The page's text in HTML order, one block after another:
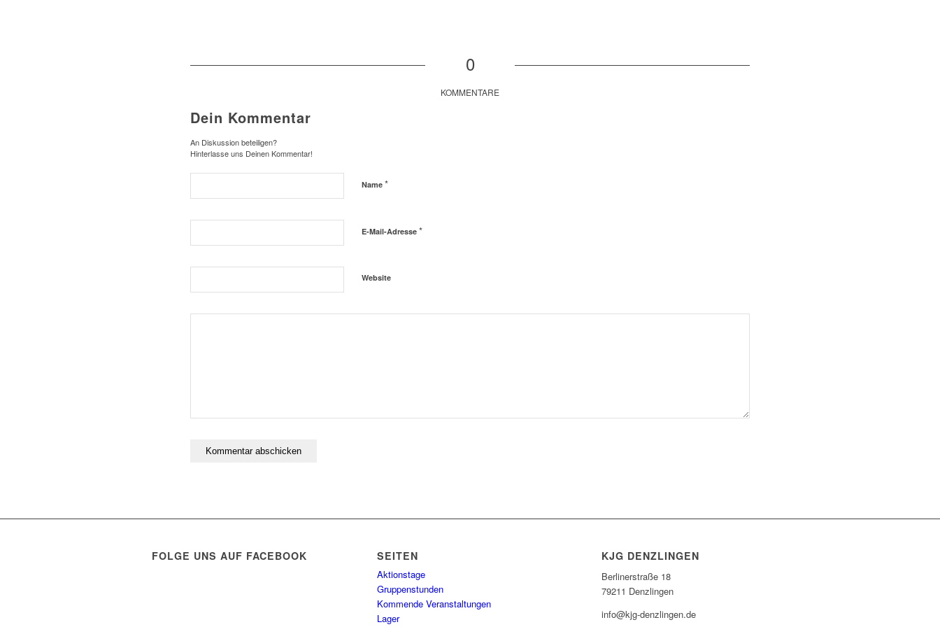
0
KOMMENTARE
Dein Kommentar
An Diskussion beteiligen?
Hinterlasse uns Deinen Kommentar!
Name *
E-Mail-Adresse *
Website
FOLGE UNS AUF FACEBOOK SEITEN
Aktionstage
Gruppenstunden
Kommende Veranstaltungen
Lager
KJG DENZLINGEN
Berlinerstraße 18
79211 Denzlingen
info@kjg-denzlingen.de